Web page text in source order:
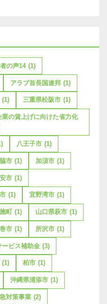
の声14 (1)
アラブ首長国連邦 (1)
(1) 三重県松阪市 (1)
の賃上げに向けた省力化
八王子市 (1)
市 (1) 加須市 (1)
市 (1)
(1) 宜野湾市 (1)
町 (1) 山口県萩市 (1)
市 (1) 所沢市 (1)
ビス補助金 (3)
(1) 柏市 (1)
沖縄県浦添市 (1)
対策事業 (2)